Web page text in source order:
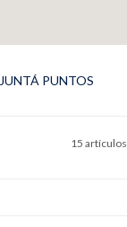
JUNTÁ PUNTOS
15 artículos